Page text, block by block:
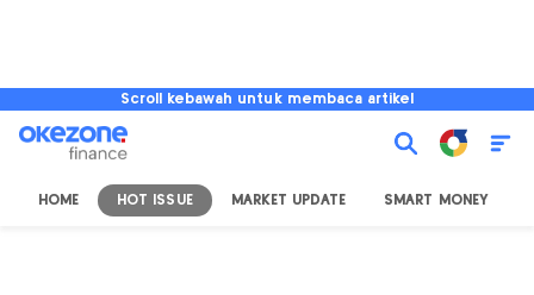
Scroll kebawah untuk membaca artikel
HOME HOT ISSUE MARKET UPDATE SMART MONEY